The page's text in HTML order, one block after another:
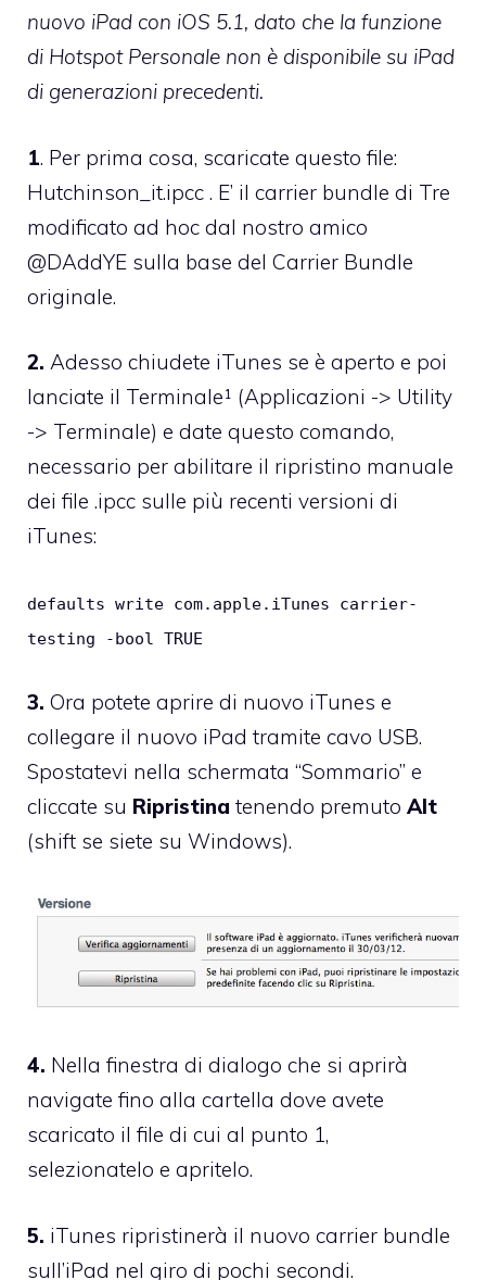
nuovo iPad con iOS 5.1, dato che la funzione
di Hotspot Personale non è disponibile su iPad
di generazioni precedenti.
1. Per prima cosa, scaricate questo file:
Hutchinson_it.ipcc . E’ il carrier bundle di Tre
modificato ad hoc dal nostro amico
@DAddYE sulla base del Carrier Bundle
originale.
2. Adesso chiudete iTunes se è aperto e poi
lanciate il Terminale¹ (Applicazioni -> Utility
-> Terminale) e date questo comando,
necessario per abilitare il ripristino manuale
dei file .ipcc sulle più recenti versioni di
iTunes:
defaults write com.apple.iTunes carrier-
testing -bool TRUE
3. Ora potete aprire di nuovo iTunes e
collegare il nuovo iPad tramite cavo USB.
Spostatevi nella schermata “Sommario” e
cliccate su Ripristina tenendo premuto Alt
(shift se siete su Windows).
4. Nella finestra di dialogo che si aprirà
navigate fino alla cartella dove avete
scaricato il file di cui al punto 1,
selezionatelo e apritelo.
5. iTunes ripristinerà il nuovo carrier bundle
sull’iPad nel giro di pochi secondi.